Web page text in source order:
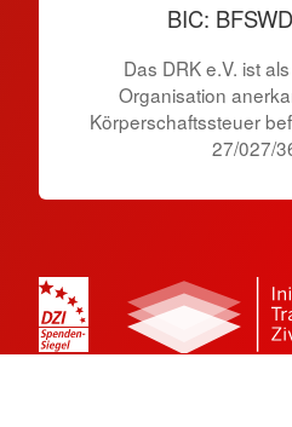
BIC:
Das DRK e.V. ist
Organisation
Körperschaftssteuer
27/027/